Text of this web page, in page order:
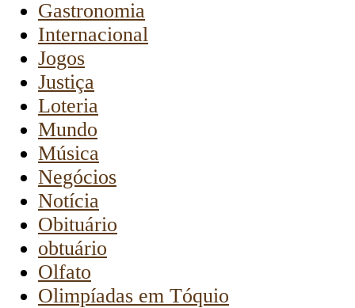
Gastronomia
Internacional
Jogos
Justiça
Loteria
Mundo
Música
Negócios
Notícia
Obituário
obtuário
Olfato
Olimpíadas em Tóquio